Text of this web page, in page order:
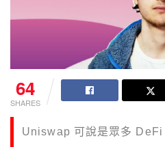
64
SHARES
Uniswap 可說是眾多 DeFi